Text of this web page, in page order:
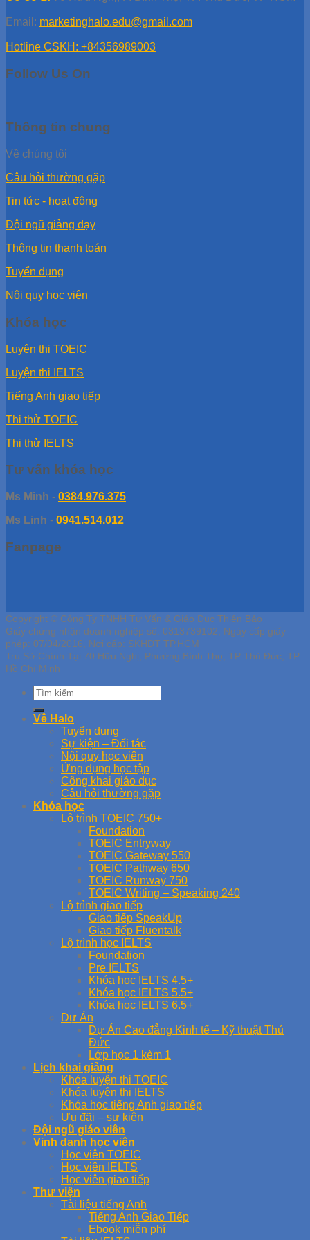
Email: marketinghalo.edu@gmail.com
Hotline CSKH: +84356989003
Follow Us On
Thông tin chung
Về chúng tôi
Câu hỏi thường gặp
Tin tức - hoạt động
Đội ngũ giảng dạy
Thông tin thanh toán
Tuyển dụng
Nội quy học viên
Khóa học
Luyện thi TOEIC
Luyện thi IELTS
Tiếng Anh giao tiếp
Thi thử TOEIC
Thi thử IELTS
Tư vấn khóa học
Ms Minh - 0384.976.375
Ms Linh - 0941.514.012
Fanpage
Copyright © Công Ty TNHH Tư Vấn & Giáo Dục Thiên Bảo
Giấy chứng nhận doanh nghiệp số: 0313739102, Ngày cấp giấy
phép: 07/04/2016, Nơi cấp: SKHDT TP.HCM
Trụ Sở Chính Tại 70 Hữu Nghị, Phường Bình Thọ, TP Thủ Đức, TP
Hồ Chí Minh
Về Halo
Tuyển dụng
Sự kiện – Đối tác
Nội quy học viên
Ứng dụng học tập
Công khai giáo dục
Câu hỏi thường gặp
Khóa học
Lộ trình TOEIC 750+
Foundation
TOEIC Entryway
TOEIC Gateway 550
TOEIC Pathway 650
TOEIC Runway 750
TOEIC Writing – Speaking 240
Lộ trình giao tiếp
Giao tiếp SpeakUp
Giao tiếp Fluentalk
Lộ trình học IELTS
Foundation
Pre IELTS
Khóa học IELTS 4.5+
Khóa học IELTS 5.5+
Khóa học IELTS 6.5+
Dự Án
Dự Án Cao đẳng Kinh tế – Kỹ thuật Thủ
Đức
Lớp học 1 kèm 1
Lịch khai giảng
Khóa luyện thi TOEIC
Khóa luyện thi IELTS
Khóa học tiếng Anh giao tiếp
Ưu đãi – sự kiện
Đội ngũ giáo viên
Vinh danh học viên
Học viên TOEIC
Học viên IELTS
Học viên giao tiếp
Thư viện
Tài liệu tiếng Anh
Tiếng Anh Giao Tiếp
Ebook miễn phí